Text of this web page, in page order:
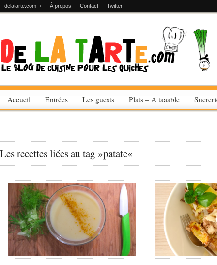
delatarte.com › À propos Contact Twitter
Accueil Entrées Les guests Plats – A taaable
Les recettes liées au tag »patate«